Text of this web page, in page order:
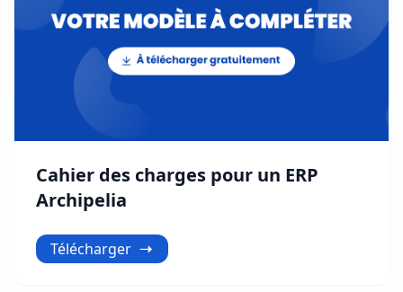
Cahier des charges pour un ERP
Archipelia
Télécharger